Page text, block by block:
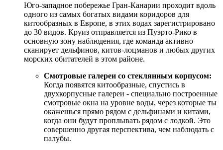
Юго-западное побережье Гран-Канарии проходит вдоль
одного из самых богатых видами коридоров для
китообразных в Европе, в этих водах зарегистрировано
до 30 видов. Круиз отправляется из Пуэрто-Рико в
основную зону наблюдения, где команда активно
сканирует дельфинов, китов-лоцманов и любых других
морских обитателей в этом районе.
Смотровые галереи со стеклянным корпусом:
Когда появятся китообразные, спустись в
двухкорпусные галереи - специально построенные
смотровые окна на уровне воды, через которые ты
окажешься прямо рядом с дельфинами и китами,
когда они будут проплывать рядом с лодкой. Это
совершенно другая перспектива, чем наблюдать с
палубы.